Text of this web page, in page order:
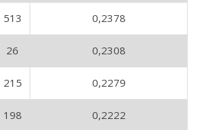
513 0,2378
26 0,2308
215 0,2279
198 0,2222